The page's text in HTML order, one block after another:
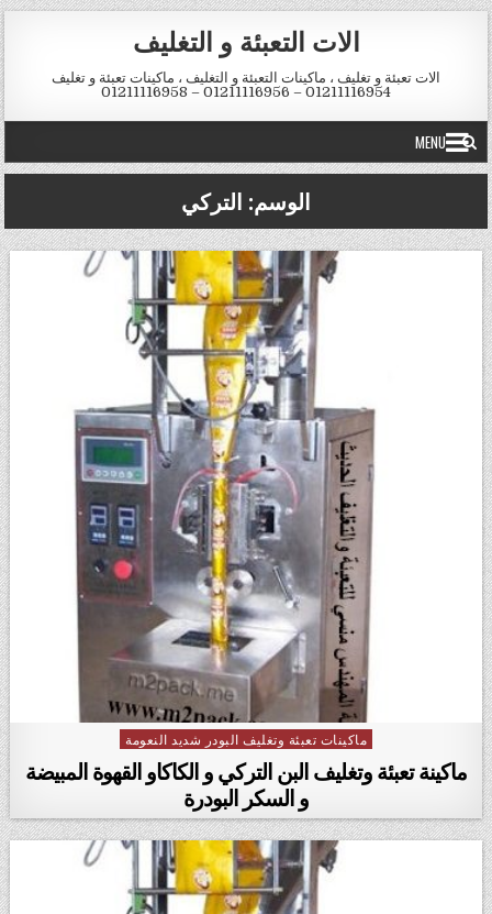
Skip to content
الات التعبئة و التغليف
الات تعبئة و تغليف ، ماكينات التعبئة و التغليف ، ماكينات تعبئة و تغليف
01211116954 – 01211116956 – 01211116958
MENU
الوسم: التركي
Posted in
ماكينات تعبئة وتغليف البودر شديد النعومة
ماكينة تعبئة وتغليف البن التركي و الكاكاو القهوة المبيضة
و السكر البودرة